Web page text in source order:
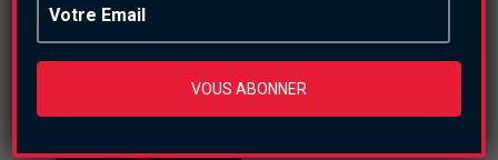
les médias à la lutte
contre les discours
de haine
mardi le 4 août 2026
énormément de
perte en vie
humaine »
lundi le 3 août 2026
VOUS ABONNER